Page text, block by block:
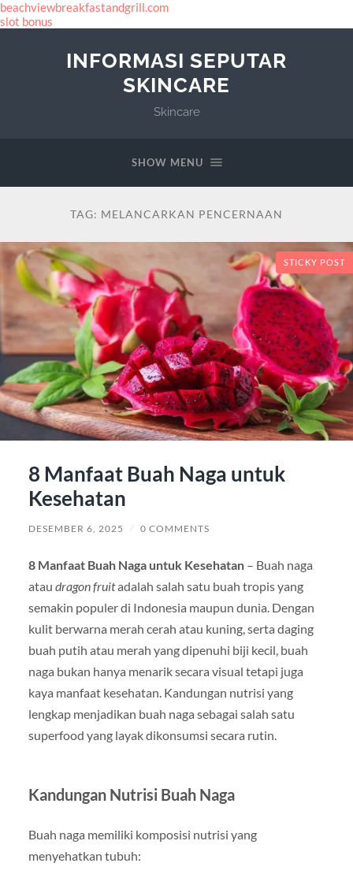
beachviewbreakfastandgrill.com
slot bonus
INFORMASI SEPUTAR
SKINCARE
Skincare
SHOW MENU
TAG: MELANCARKAN PENCERNAAN
STICKY POST
8 Manfaat Buah Naga untuk
Kesehatan
DESEMBER 6, 2025 / 0 COMMENTS
8 Manfaat Buah Naga untuk Kesehatan– Buah naga
atau dragon fruitadalah salah satu buah tropis yang
semakin populer di Indonesia maupun dunia. Dengan
kulit berwarna merah cerah atau kuning, serta daging
buah putih atau merah yang dipenuhi biji kecil, buah
naga bukan hanya menarik secara visual tetapi juga
kaya manfaat kesehatan. Kandungan nutrisi yang
lengkap menjadikan buah naga sebagai salah satu
superfood yang layak dikonsumsi secara rutin.
Kandungan Nutrisi Buah Naga
Buah naga memiliki komposisi nutrisi yang
menyehatkan tubuh: